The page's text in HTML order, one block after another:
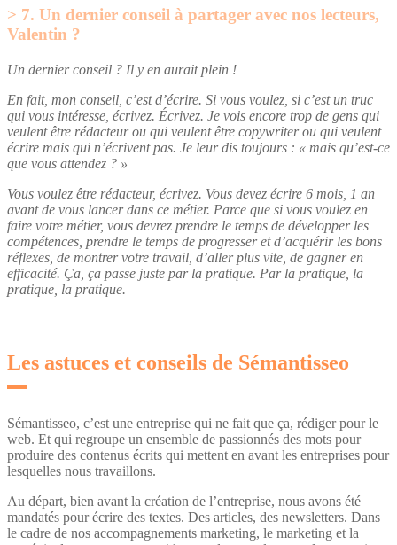
7. Un dernier conseil à partager avec nos lecteurs,
Valentin ?
Un dernier conseil ? Il y en aurait plein !
En fait, mon conseil, c’est d’écrire. Si vous voulez, si c’est un truc
qui vous intéresse, écrivez. Écrivez. Je vois encore trop de gens qui
veulent être rédacteur ou qui veulent être copywriter ou qui veulent
écrire mais qui n’écrivent pas. Je leur dis toujours : « mais qu’est-ce
que vous attendez ? »
Vous voulez être rédacteur, écrivez. Vous devez écrire 6 mois, 1 an
avant de vous lancer dans ce métier. Parce que si vous voulez en
faire votre métier, vous devrez prendre le temps de développer les
compétences, prendre le temps de progresser et d’acquérir les bons
réflexes, de montrer votre travail, d’aller plus vite, de gagner en
efficacité. Ça, ça passe juste par la pratique. Par la pratique, la
pratique, la pratique.
Les astuces et conseils de Sémantisseo
Sémantisseo, c’est une entreprise qui ne fait que ça, rédiger pour le
web. Et qui regroupe un ensemble de passionnés des mots pour
produire des contenus écrits qui mettent en avant les entreprises pour
lesquelles nous travaillons.
Au départ, bien avant la création de l’entreprise, nous avons été
mandatés pour écrire des textes. Des articles, des newsletters. Dans
le cadre de nos accompagnements marketing, le marketing et la